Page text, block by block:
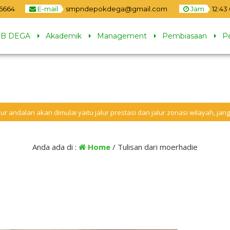
E-mail smpndepokdega@gmail.com Jam 12:43
DEGA Akademik Management Pembiasaan
dimulai yaitu jalur prestasi dan jalur zonasi wilayah, jangan sampai
Anda ada di : Home / Tulisan dari moerhadie